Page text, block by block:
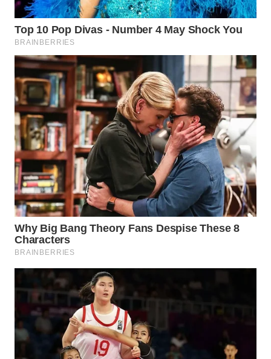
WN
GORONTALO
WN
SULUT
WN
MALUKU
WN
MALUT
WN
DAIRI
WN
DANAU
TOBA
NIAS
WN
LANGKAT